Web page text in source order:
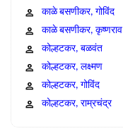
काळे बसणीकर, गोविंद
काळे बसणीकर, कृष्णराव
कोल्हटकर, बळवंत
कोल्हटकर, लक्ष्मण
कोल्हटकर, गोविंद
कोल्हटकर, राम्रचंद्र